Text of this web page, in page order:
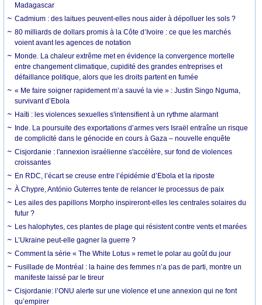
Madagascar
Cadmium : des laitues peuvent-elles nous aider à dépolluer les sols ?
80 milliards de dollars promis à la Côte d’Ivoire : ce que les marchés
voient avant les agences de notation
Monde. La chaleur extrême met en évidence la convergence mortelle
entre changement climatique, cupidité des grandes entreprises et
défaillance politique, alors que les droits partent en fumée
« Me faire soigner rapidement m’a sauvé la vie » : Justin Singo Nguma,
survivant d’Ebola
Haïti : les violences sexuelles s'intensifient à un rythme alarmant
Inde. La poursuite des exportations d’armes vers Israël entraîne un risque
de complicité dans le génocide en cours à Gaza – nouvelle enquête
Cisjordanie : l'annexion israélienne s'accélère, sur fond de violences
croissantes
En RDC, l’écart se creuse entre l’épidémie d’Ebola et la riposte
À Chypre, António Guterres tente de relancer le processus de paix
Les ailes des papillons Morpho inspireront-elles les centrales solaires du
futur ?
Les halophytes, ces plantes de plage qui résistent contre vents et marées
L’Ukraine peut-elle gagner la guerre ?
Comment la série « The White Lotus » remet le polar au goût du jour
Fusillade de Montréal : la haine des femmes n’a pas de parti, montre un
manifeste laissé par le tireur
Cisjordanie: l’ONU alerte sur une violence et une annexion qui ne font
qu’empirer